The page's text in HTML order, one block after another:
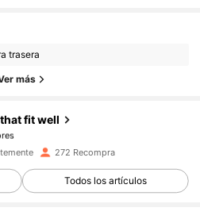
trasera
más
fit well
1 día
272 Recompra
Todos los artículos